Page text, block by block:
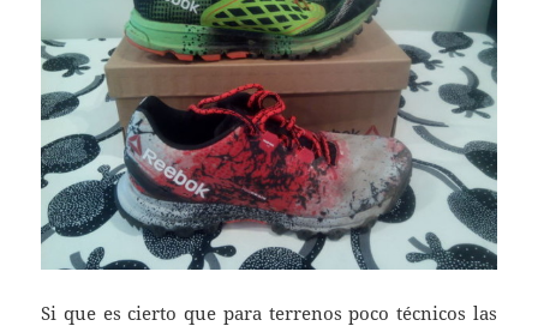
Si que es cierto que para terrenos poco técnicos las